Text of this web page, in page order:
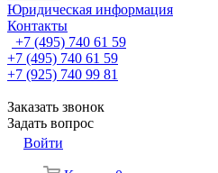
Юридическая информация
Контакты
+7 (495) 740 61 59
+7 (495) 740 61 59
+7 (925) 740 99 81
Заказать звонок
Задать вопрос
Войти